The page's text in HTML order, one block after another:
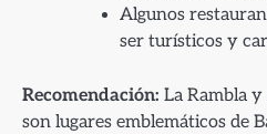
Algunos
ser turísticos y
Recomendación: La Rambla
son lugares emblemáticos de